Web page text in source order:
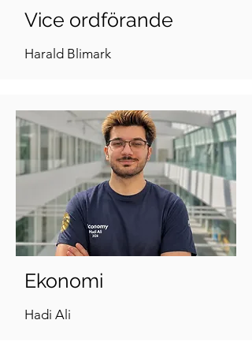
Vice ordförande
Harald Blimark
Ekonomi
Hadi Ali